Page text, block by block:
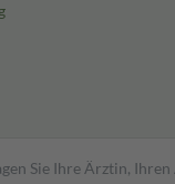
Sie Ihre Ärztin,